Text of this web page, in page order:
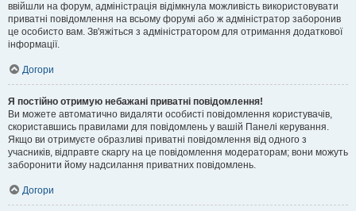
ввійшли на форум, адміністрація відімкнула можливість використовувати
приватні повідомлення на всьому форумі або ж адміністратор заборонив
це особисто вам. Зв'яжіться з адміністратором для отримання додаткової
інформації.
Догори
Я постійно отримую небажані приватні повідомлення!
Ви можете автоматично видаляти особисті повідомлення користувачів,
скориставшись правилами для повідомлень у вашій Панелі керування.
Якщо ви отримуєте образливі приватні повідомлення від одного з
учасників, відправте скаргу на це повідомлення модераторам; вони можуть
заборонити йому надсилання приватних повідомлень.
Догори